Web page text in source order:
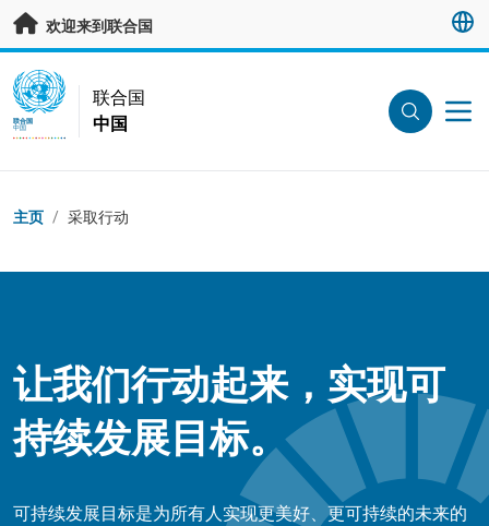
跳转至主要内容
欢迎来到联合国
UN Logo
联合国
中国
联合国
中国
页面路径
主页 / 采取行动
让我们行动起来，实现可
持续发展目标。
可持续发展目标是为所有人实现更美好、更可持续的未来的